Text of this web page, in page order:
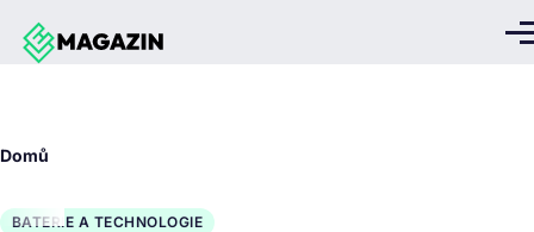
Přejít k hlavnímu obsahu
Domů
BATERIE A TECHNOLOGIE